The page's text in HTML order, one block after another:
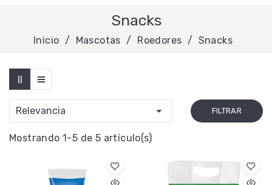
Snacks
Inicio Mascotas Roedores Snacks
Relevancia  FILTRAR
Mostrando 1-5 de 5 artículo(s)